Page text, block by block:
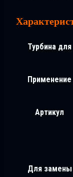
Турбина для
Применение
Артикул
Для замены